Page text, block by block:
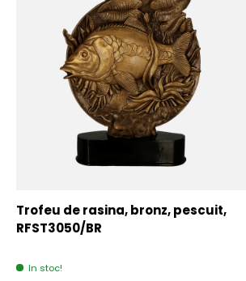
Trofeu de rasina, bronz, pescuit,
RFST3050/BR
In stoc!